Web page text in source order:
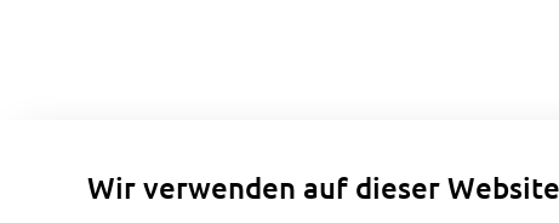
Wir verwenden auf dieser